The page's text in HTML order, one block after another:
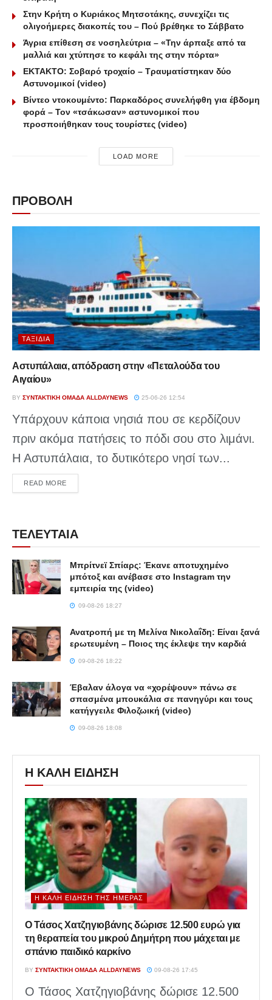
Στην Κρήτη ο Κυριάκος Μητσοτάκης, συνεχίζει τις
ολιγοήμερες διακοπές του – Πού βρέθηκε το Σάββατο
Άγρια επίθεση σε νοσηλεύτρια – «Την άρπαξε από τα
μαλλιά και χτύπησε το κεφάλι της στην πόρτα»
ΕΚΤΑΚΤΟ: Σοβαρό τροχαίο – Τραυματίστηκαν δύο
Αστυνομικοί (video)
Βίντεο ντοκουμέντο: Παρκαδόρος συνελήφθη για έβδομη
φορά – Τον «τσάκωσαν» αστυνομικοί που
προσποιήθηκαν τους τουρίστες (video)
LOAD MORE
ΠΡΟΒΟΛΗ
ΤΑΞΊΔΙΑ
Αστυπάλαια, απόδραση στην «Πεταλούδα του
Αιγαίου»
BY ΣΥΝΤΑΚΤΙΚΉ ΟΜΆΔΑ ALLDAYNEWS 25-06-26 12:54
Υπάρχουν κάποια νησιά που σε κερδίζουν
πριν ακόμα πατήσεις το πόδι σου στο λιμάνι.
Η Αστυπάλαια, το δυτικότερο νησί των...
READ MOREDETAILS
ΤΕΛΕΥΤΑΙΑ
Μπρίτνεϊ Σπίαρς: Έκανε αποτυχημένο
μπότοξ και ανέβασε στο Instagram την
εμπειρία της (video)
09-08-26 18:27
Ανατροπή με τη Μελίνα Νικολαΐδη: Είναι ξανά
ερωτευμένη – Ποιος της έκλεψε την καρδιά
09-08-26 18:22
Έβαλαν άλογα να «χορέψουν» πάνω σε
σπασμένα μπουκάλια σε πανηγύρι και τους
κατήγγειλε Φιλοζωική (video)
09-08-26 18:08
Η ΚΑΛΗ ΕΙΔΗΣΗ
Η ΚΑΛΉ ΕΊΔΗΣΗ ΤΗΣ ΗΜΈΡΑΣ
Ο Τάσος Χατζηγιοβάνης δώρισε 12.500 ευρώ για
τη θεραπεία του μικρού Δημήτρη που μάχεται με
σπάνιο παιδικό καρκίνο
BY ΣΥΝΤΑΚΤΙΚΉ ΟΜΆΔΑ ALLDAYNEWS 09-08-26 17:45
Ο Τάσος Χατζηγιοβάνης δώρισε 12.500